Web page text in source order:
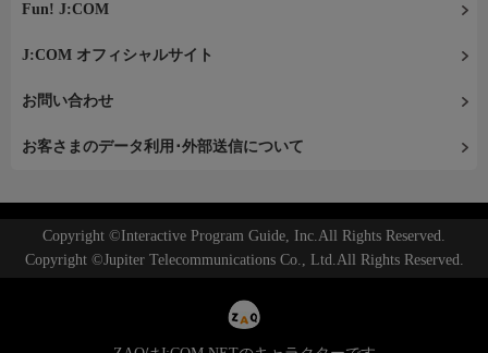
Fun! J:COM
J:COM オフィシャルサイト
お問い合わせ
お客さまのデータ利用･外部送信について
Copyright ©Interactive Program Guide, Inc.All Rights Reserved.
Copyright ©Jupiter Telecommunications Co., Ltd.All Rights Reserved.